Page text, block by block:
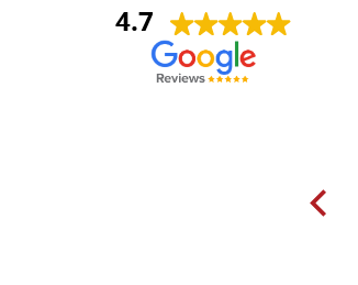
4.7
Anna Maria Negri